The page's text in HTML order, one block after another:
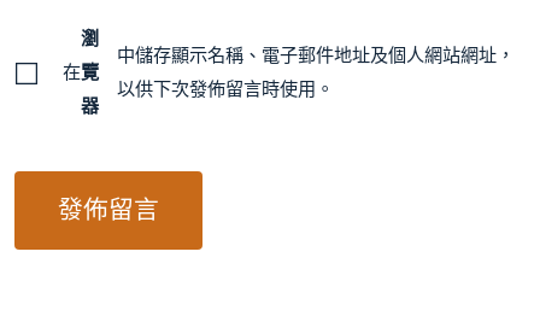
在
瀏
覽
器
中儲存顯示名稱、電子郵件地址及個人網站網址，
以供下次發佈留言時使用。